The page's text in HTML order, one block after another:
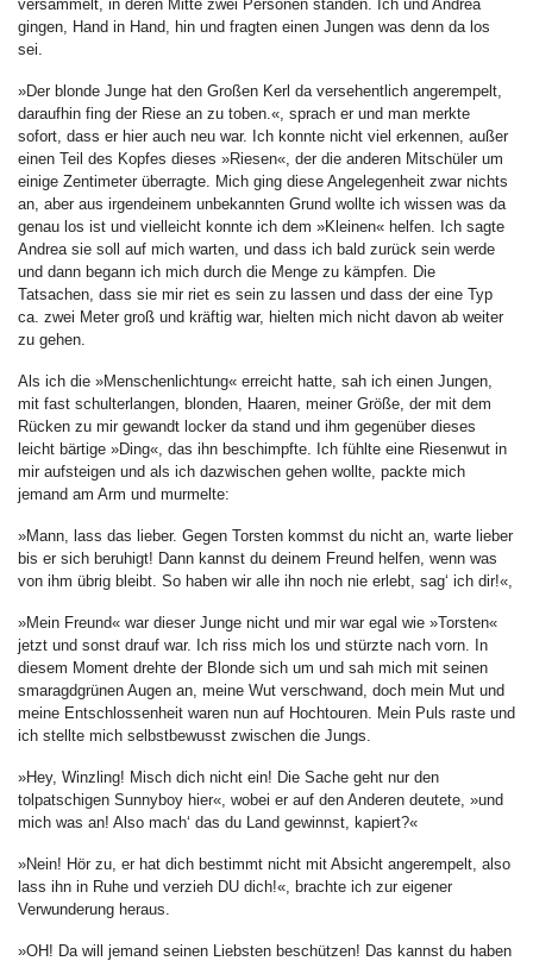
versammelt, in deren Mitte zwei Personen standen. Ich und Andrea
gingen, Hand in Hand, hin und fragten einen Jungen was denn da los
sei.
»Der blonde Junge hat den Großen Kerl da versehentlich angerempelt,
daraufhin fing der Riese an zu toben.«, sprach er und man merkte
sofort, dass er hier auch neu war. Ich konnte nicht viel erkennen, außer
einen Teil des Kopfes dieses »Riesen«, der die anderen Mitschüler um
einige Zentimeter überragte. Mich ging diese Angelegenheit zwar nichts
an, aber aus irgendeinem unbekannten Grund wollte ich wissen was da
genau los ist und vielleicht konnte ich dem »Kleinen« helfen. Ich sagte
Andrea sie soll auf mich warten, und dass ich bald zurück sein werde
und dann begann ich mich durch die Menge zu kämpfen. Die
Tatsachen, dass sie mir riet es sein zu lassen und dass der eine Typ
ca. zwei Meter groß und kräftig war, hielten mich nicht davon ab weiter
zu gehen.
Als ich die »Menschenlichtung« erreicht hatte, sah ich einen Jungen,
mit fast schulterlangen, blonden, Haaren, meiner Größe, der mit dem
Rücken zu mir gewandt locker da stand und ihm gegenüber dieses
leicht bärtige »Ding«, das ihn beschimpfte. Ich fühlte eine Riesenwut in
mir aufsteigen und als ich dazwischen gehen wollte, packte mich
jemand am Arm und murmelte:
»Mann, lass das lieber. Gegen Torsten kommst du nicht an, warte lieber
bis er sich beruhigt! Dann kannst du deinem Freund helfen, wenn was
von ihm übrig bleibt. So haben wir alle ihn noch nie erlebt, sag‘ ich dir!«,
»Mein Freund« war dieser Junge nicht und mir war egal wie »Torsten«
jetzt und sonst drauf war. Ich riss mich los und stürzte nach vorn. In
diesem Moment drehte der Blonde sich um und sah mich mit seinen
smaragdgrünen Augen an, meine Wut verschwand, doch mein Mut und
meine Entschlossenheit waren nun auf Hochtouren. Mein Puls raste und
ich stellte mich selbstbewusst zwischen die Jungs.
»Hey, Winzling! Misch dich nicht ein! Die Sache geht nur den
tolpatschigen Sunnyboy hier«, wobei er auf den Anderen deutete, »und
mich was an! Also mach‘ das du Land gewinnst, kapiert?«
»Nein! Hör zu, er hat dich bestimmt nicht mit Absicht angerempelt, also
lass ihn in Ruhe und verzieh DU dich!«, brachte ich zur eigener
Verwunderung heraus.
»OH! Da will jemand seinen Liebsten beschützen! Das kannst du haben